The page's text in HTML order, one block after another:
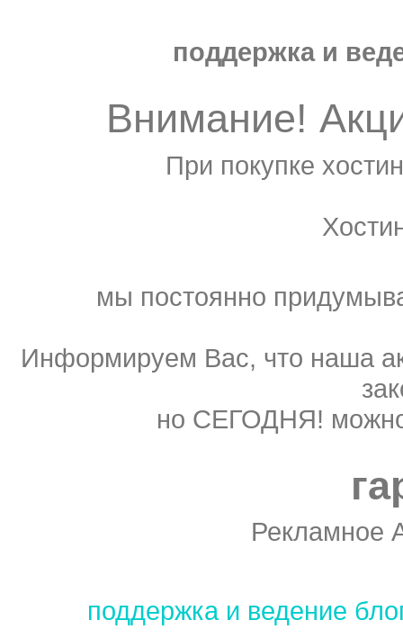
поддержка и
Внимание!
При покупке
мы постоянно
Информируем Вас, что наша
но СЕГОДНЯ!
Рекламное
поддержка и ведение